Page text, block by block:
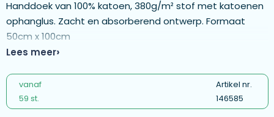
Handdoek van 100% katoen, 380g/m² stof met katoenen
ophanglus. Zacht en absorberend ontwerp. Formaat
50cm x 100cm
Lees meer
vanaf
59 st.
Artikel nr.
146585